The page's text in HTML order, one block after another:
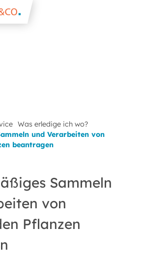
Was erledige ich wo?
und Verarbeiten von
beantragen
Sammeln
von
Pflanzen